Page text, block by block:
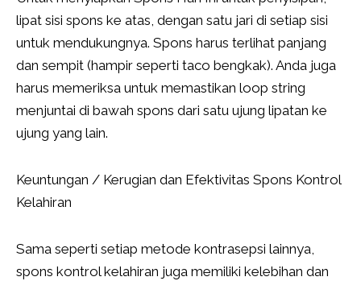
lipat sisi spons ke atas, dengan satu jari di setiap sisi
untuk mendukungnya. Spons harus terlihat panjang
dan sempit (hampir seperti taco bengkak). Anda juga
harus memeriksa untuk memastikan loop string
menjuntai di bawah spons dari satu ujung lipatan ke
ujung yang lain.
Keuntungan / Kerugian dan Efektivitas Spons Kontrol
Kelahiran
Sama seperti setiap metode kontrasepsi lainnya,
spons kontrol kelahiran juga memiliki kelebihan dan